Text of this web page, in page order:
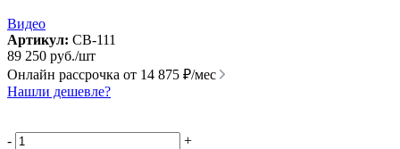
Видео
Артикул: СВ-111
89 250 руб./шт
Онлайн рассрочка от 14 875 ₽/мес
Нашли дешевле?
-
+